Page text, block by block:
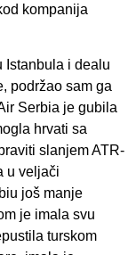
kompanija
Istanbula i dealu
podržao sam ga
Serbia je gubila
hrvati sa
slanjem ATR-
u veljači
još manje
je imala svu
turskom